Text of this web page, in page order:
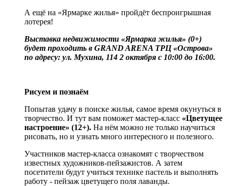
А ещё на «Ярмарке жилья» пройдёт беспроигрышная
лотерея!
Выставка недвижимости «Ярмарка жилья» (0+)
будет проходить в GRAND ARENA ТРЦ «Острова»
по адресу: ул. Мухина, 114 2 октября с 10:00 до 16:00.
Рисуем и познаём
Попытав удачу в поиске жилья, самое время окунуться в
творчество. И тут вам поможет мастер-класс «Цветущее
настроение» (12+). На нём можно не только научиться
рисовать, но и узнать много интересного и полезного.
Участников мастер-класса ознакомят с творчеством
известных художников-пейзажистов. А затем
посетители будут учиться технике пастель и выполнять
работу - пейзаж цветущего поля лаванды.